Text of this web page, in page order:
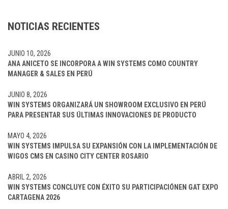
NOTICIAS RECIENTES
ANA ANICETO SE INCORPORA A WIN SYSTEMS COMO COUNTRY
MANAGER & SALES EN PERÚ
JUNIO 10, 2026
WIN SYSTEMS ORGANIZARÁ UN SHOWROOM EXCLUSIVO EN PERÚ
PARA PRESENTAR SUS ÚLTIMAS INNOVACIONES DE PRODUCTO
JUNIO 8, 2026
WIN SYSTEMS IMPULSA SU EXPANSIÓN CON LA IMPLEMENTACIÓN DE
WIGOS CMS EN CASINO CITY CENTER ROSARIO
MAYO 4, 2026
WIN SYSTEMS CONCLUYE CON ÉXITO SU PARTICIPACIÓNEN GAT EXPO
CARTAGENA 2026
ABRIL 2, 2026